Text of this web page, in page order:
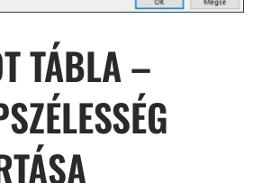
TÁBLA –